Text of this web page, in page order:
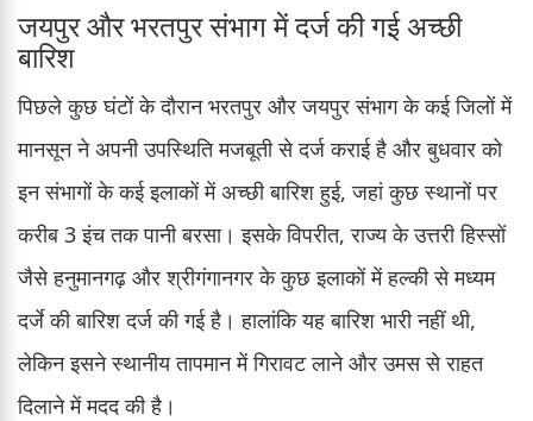
जयपुर और भरतपुर संभाग में दर्ज की गई अच्छी
बारिश
पिछले कुछ घंटों के दौरान भरतपुर और जयपुर संभाग के कई जिलों में
मानसून ने अपनी उपस्थिति मजबूती से दर्ज कराई है और बुधवार को
इन संभागों के कई इलाकों में अच्छी बारिश हुई, जहां कुछ स्थानों पर
करीब 3 इंच तक पानी बरसा। इसके विपरीत, राज्य के उत्तरी हिस्सों
जैसे हनुमानगढ़ और श्रीगंगानगर के कुछ इलाकों में हल्की से मध्यम
दर्जे की बारिश दर्ज की गई है। हालांकि यह बारिश भारी नहीं थी,
लेकिन इसने स्थानीय तापमान में गिरावट लाने और उमस से राहत
दिलाने में मदद की है।